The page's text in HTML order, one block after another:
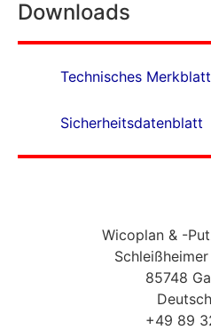
Downloads
Technisches Merkblatt
Sicherheitsdatenblatt
Wicoplan & -
85748
+49 89